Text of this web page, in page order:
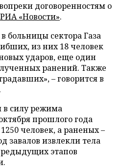
договоренностям о
РИА «Новости».
больницы сектора Газа
из них 18 человек
ударов, еще один
ранений. Также
– говорится в
в силу режима
прошлого года
человек, а раненых –
завалов извлекли тела
этапов